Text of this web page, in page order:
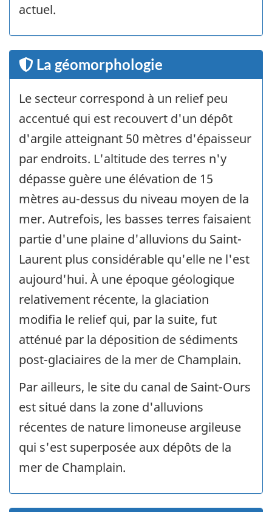
actuel.
La géomorphologie
Le secteur correspond à un relief peu
accentué qui est recouvert d'un dépôt
d'argile atteignant 50 mètres d'épaisseur
par endroits. L'altitude des terres n'y
dépasse guère une élévation de 15
mètres au-dessus du niveau moyen de la
mer. Autrefois, les basses terres faisaient
partie d'une plaine d'alluvions du Saint-
Laurent plus considérable qu'elle ne l'est
aujourd'hui. À une époque géologique
relativement récente, la glaciation
modifia le relief qui, par la suite, fut
atténué par la déposition de sédiments
post-glaciaires de la mer de Champlain.
Par ailleurs, le site du canal de Saint-Ours
est situé dans la zone d'alluvions
récentes de nature limoneuse argileuse
qui s'est superposée aux dépôts de la
mer de Champlain.